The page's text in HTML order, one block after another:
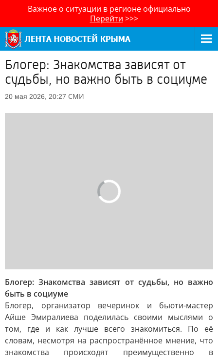
Важное о ситуации в регионе официально
Перейти >>>
Блогер: Знакомства зависят от
судьбы, но важно быть в социуме
20 мая 2026, 20:27 СМИ
Блогер: Знакомства зависят от судьбы, но важно
быть в социуме
Блогер, организатор вечеринок и бьюти-мастер
Айше Эмиралиева поделилась своими мыслями о
том, где и как лучше всего знакомиться. По её
словам, несмотря на распространённое мнение, что
знакомства происходят преимущественно в